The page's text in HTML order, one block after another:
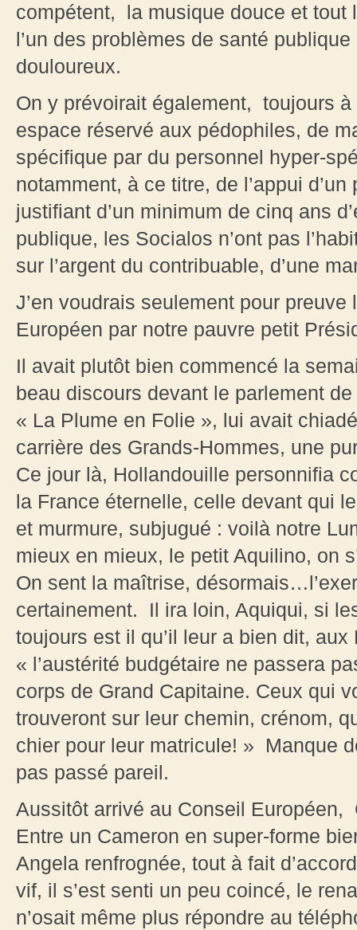
compétent, la musique douce et
l’un des problèmes de santé
douloureux.
On y prévoirait également, toujours
espace réservé aux pédophiles, de
spécifique par du personnel hyper-
notamment, à ce titre, de l’appui
justifiant d’un minimum de cinq ans
publique, les Socialos n’ont pas
sur l’argent du contribuable, d’une
J’en voudrais seulement pour
Européen par notre pauvre petit
Il avait plutôt bien commencé la
beau discours devant le parlement
« La Plume en Folie », lui avait
carrière des Grands-Hommes, une
Ce jour là, Hollandouille personnifia
la France éternelle, celle devant qui
et murmure, subjugué : voilà notre
mieux en mieux, le petit Aquilino, on
On sent la maîtrise,
certainement. Il ira loin, Aquiqui, si
toujours est il qu’il leur a bien dit,
« l’austérité budgétaire ne passera
corps de Grand Capitaine. Ceux qui
trouveront sur leur chemin, crénom,
chier pour leur matricule! » Manque
pas passé pareil.
Aussitôt arrivé au Conseil
Entre un Cameron en super-forme
Angela renfrognée, tout à fait
vif, il s’est senti un peu coincé, le
n’osait même plus répondre au